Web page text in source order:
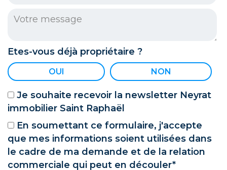
Votre message :
Etes-vous déjà propriétaire ?
OUI NON
Je souhaite recevoir la newsletter Neyrat
immobilier Saint Raphaël
En soumettant ce formulaire, j'accepte
que mes informations soient utilisées dans
le cadre de ma demande et de la relation
commerciale qui peut en découler*